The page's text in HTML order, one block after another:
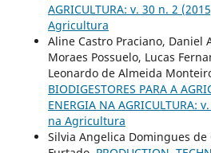
AGRICULTURA: v. 30 n. 2
Agricultura
Aline Castro Praciano, Daniel
Moraes Possuelo, Lucas
Leonardo de Almeida
BIODIGESTORES PARA A
ENERGIA NA AGRICULTURA:
na Agricultura
Silvia Angelica Domingues de